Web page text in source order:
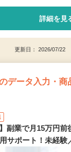
詳細を見
更新日： 2026/07/22
データ入力・商
副業で月15万円前
サポート！未経験